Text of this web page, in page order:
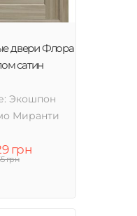
двери Флора
сатин
Экошпон
Миранти
грн
грн